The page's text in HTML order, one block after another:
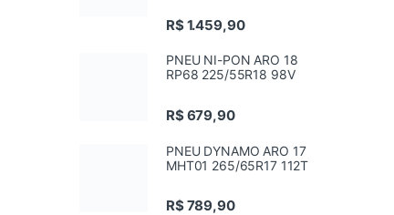
R$1.459,90
PNEU NI-PON ARO 18
RP68 225/55R18 98V
R$679,90
PNEU DYNAMO ARO 17
MHT01 265/65R17 112T
R$789,90